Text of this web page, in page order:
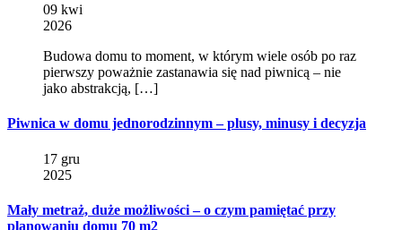
09 kwi
2026
Budowa domu to moment, w którym wiele osób po raz
pierwszy poważnie zastanawia się nad piwnicą – nie
jako abstrakcją, […]
Piwnica w domu jednorodzinnym – plusy, minusy i decyzja
17 gru
2025
Mały metraż, duże możliwości – o czym pamiętać przy
planowaniu domu 70 m2